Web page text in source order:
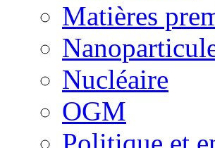
Matières
Nucléaire
OGM